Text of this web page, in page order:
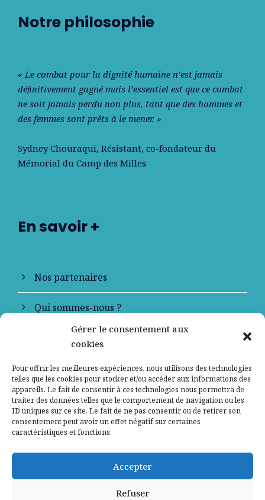
Gérer le consentement aux
cookies
Pour offrir les meilleures expériences, nous utilisons des technologies
telles que les cookies pour stocker et/ou accéder aux informations des
appareils. Le fait de consentir à ces technologies nous permettra de
traiter des données telles que le comportement de navigation ou les
ID uniques sur ce site. Le fait de ne pas consentir ou de retirer son
consentement peut avoir un effet négatif sur certaines
caractéristiques et fonctions.
Accepter
Refuser
Notre philosophie
« Le combat pour la dignité humaine n’est jamais
déﬁnitivement gagné mais l’essentiel est que ce combat
ne soit jamais perdu non plus, tant que des hommes et
des femmes sont prêts à le mener. »
Sydney Chouraqui, Résistant, co-fondateur du
Mémorial du Camp des Milles
En savoir +
Nos partenaires
Qui sommes-nous ?
Contactez-nous
Mentions légales
Politique de confidentialité